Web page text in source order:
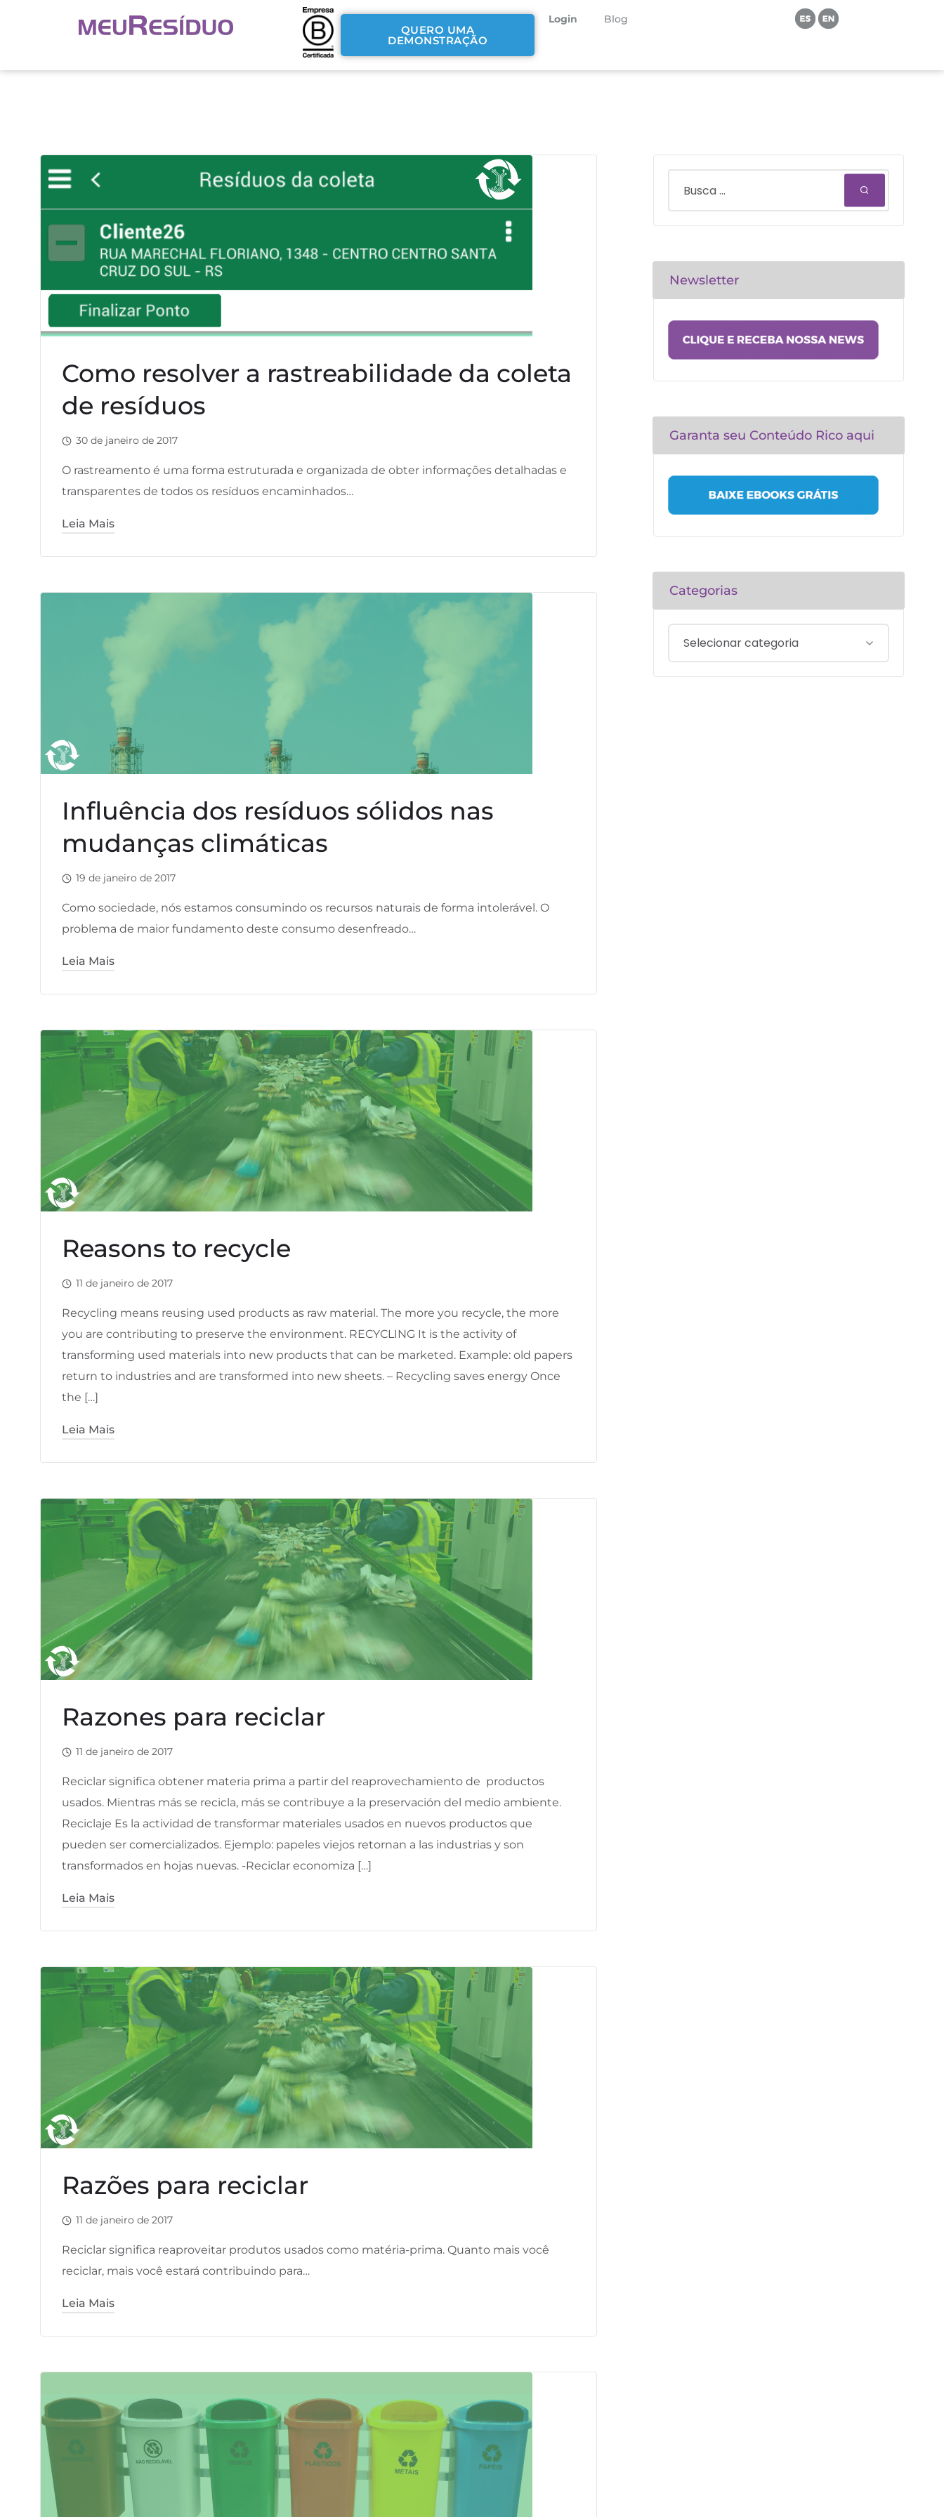
QUERO UMA
DEMONSTRAÇÃO
Login Blog
Como resolver a rastreabilidade da coleta
de resíduos
30 de janeiro de 2017
O rastreamento é uma forma estruturada e organizada de obter informações detalhadas e
transparentes de todos os resíduos encaminhados…
Leia Mais
Influência dos resíduos sólidos nas
mudanças climáticas
19 de janeiro de 2017
Como sociedade, nós estamos consumindo os recursos naturais de forma intolerável. O
problema de maior fundamento deste consumo desenfreado…
Leia Mais
Reasons to recycle
11 de janeiro de 2017
Recycling means reusing used products as raw material. The more you recycle, the more
you are contributing to preserve the environment. RECYCLING It is the activity of
transforming used materials into new products that can be marketed. Example: old papers
return to industries and are transformed into new sheets. – Recycling saves energy Once
the […]
Leia Mais
Razones para reciclar
11 de janeiro de 2017
Reciclar significa obtener materia prima a partir del reaprovechamiento de productos
usados. Mientras más se recicla, más se contribuye a la preservación del medio ambiente.
Reciclaje Es la actividad de transformar materiales usados en nuevos productos que
pueden ser comercializados. Ejemplo: papeles viejos retornan a las industrias y son
transformados en hojas nuevas. -Reciclar economiza […]
Leia Mais
Razões para reciclar
11 de janeiro de 2017
Reciclar significa reaproveitar produtos usados como matéria-prima. Quanto mais você
reciclar, mais você estará contribuindo para…
Leia Mais
Newsletter
Garanta seu Conteúdo Rico aqui
Categorias